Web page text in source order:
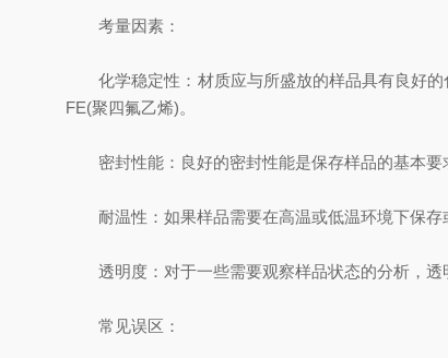
考量因素：
化学稳定性：材质应与所盛放的样品具有良好的
FE(聚四氟乙烯)。
密封性能：良好的密封性能是保存样品的基本要
耐温性：如果样品需要在高温或低温环境下保存
透明度：对于一些需要观察样品状态的分析，透
常见误区：